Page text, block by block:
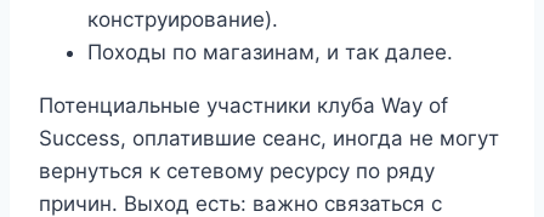
конструирование).
Походы по магазинам, и так далее.
Потенциальные участники клуба Way of
Success, оплатившие сеанс, иногда не могут
вернуться к сетевому ресурсу по ряду
причин. Выход есть: важно связаться с